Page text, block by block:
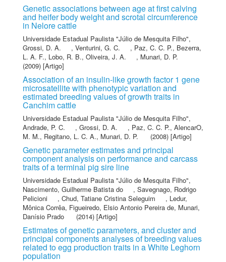
Genetic associations between age at first calving
and heifer body weight and scrotal circumference
in Nelore cattle
Universidade Estadual Paulista "Júlio de Mesquita Filho",
Grossi, D. A.
, Venturini, G. C. , Paz, C. C. P., Bezerra,
L. A. F., Lobo, R. B., Oliveira, J. A. , Munari, D. P.
(2009) [Artigo]
Association of an insulin-like growth factor 1 gene
microsatellite with phenotypic variation and
estimated breeding values of growth traits in
Canchim cattle
Universidade Estadual Paulista "Júlio de Mesquita Filho",
Andrade, P. C.
, Grossi, D. A. , Paz, C. C. P., AlencarO,
M. M., Regitano, L. C. A., Munari, D. P. (2008) [Artigo]
Genetic parameter estimates and principal
component analysis on performance and carcass
traits of a terminal pig sire line
Universidade Estadual Paulista "Júlio de Mesquita Filho",
Nascimento, Guilherme Batista do
, Savegnago, Rodrigo
Pelicioni
, Chud, Tatiane Cristina Seleguim , Ledur,
Mônica Corrêa, Figueiredo, Elsio Antonio Pereira de, Munari,
Danísio Prado
(2014) [Artigo]
Estimates of genetic parameters, and cluster and
principal components analyses of breeding values
related to egg production traits in a White Leghorn
population